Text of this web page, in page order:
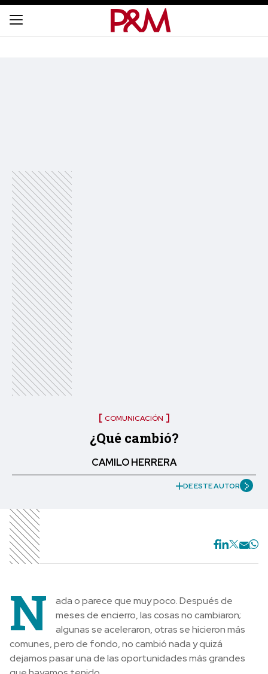
COMUNICACIÓN
¿Qué cambió?
CAMILO HERRERA
DE ESTE AUTOR
N
ada o parece que muy poco. Después de
meses de encierro, las cosas no cambiaron;
algunas se aceleraron, otras se hicieron más
comunes, pero de fondo, no cambió nada y quizá
dejamos pasar una de las oportunidades más grandes